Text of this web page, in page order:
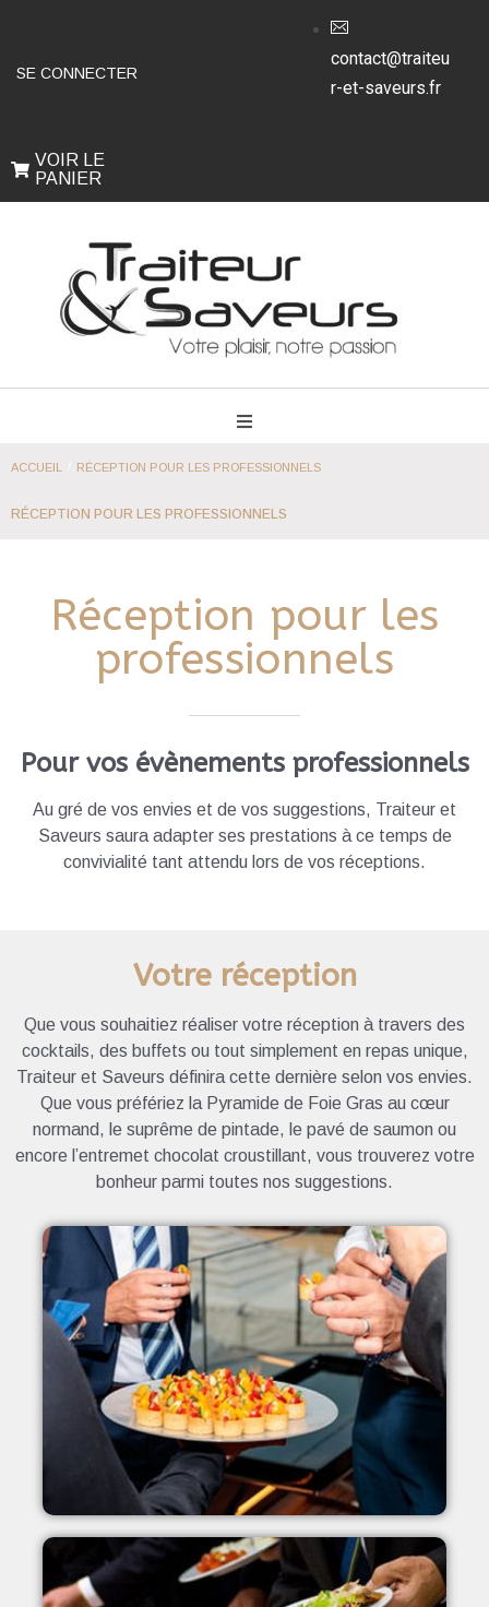
SE CONNECTER
contact@traiteu
r-et-saveurs.fr
VOIR LE
PANIER
RÉCEPTION POUR LES PROFESSIONNELS
ACCUEIL RÉCEPTION POUR LES PROFESSIONNELS
Réception pour les
professionnels
Pour vos évènements professionnels
Au gré de vos envies et de vos suggestions, Traiteur et
Saveurs saura adapter ses prestations à ce temps de
convivialité tant attendu lors de vos réceptions.
Votre réception
Que vous souhaitiez réaliser votre réception à travers des
cocktails, des buffets ou tout simplement en repas unique,
Traiteur et Saveurs définira cette dernière selon vos envies.
Que vous préfériez la Pyramide de Foie Gras au cœur
normand, le suprême de pintade, le pavé de saumon ou
encore l’entremet chocolat croustillant, vous trouverez votre
bonheur parmi toutes nos suggestions.